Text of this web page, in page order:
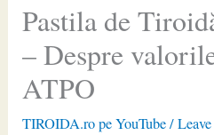
Pastila de
– Despre
ATPO
TIROIDA.ro pe YouTube/